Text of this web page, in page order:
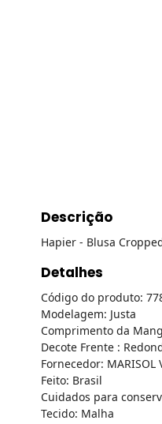
Descrição
Hapier - Blusa
Detalhes
Código do produto:
Modelagem: Justa
Comprimento da
Decote Frente :
Fornecedor: MARISOL
Feito: Brasil
Cuidados para
Tecido: Malha